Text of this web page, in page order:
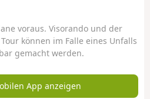
voraus. Visorando und der
können im Falle eines Unfalls
gemacht werden.
App anzeigen